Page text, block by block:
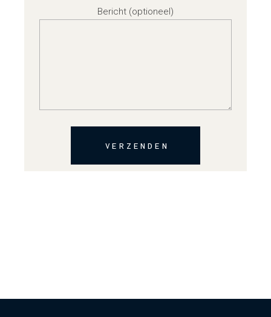
Bericht (optioneel)
VERZENDEN